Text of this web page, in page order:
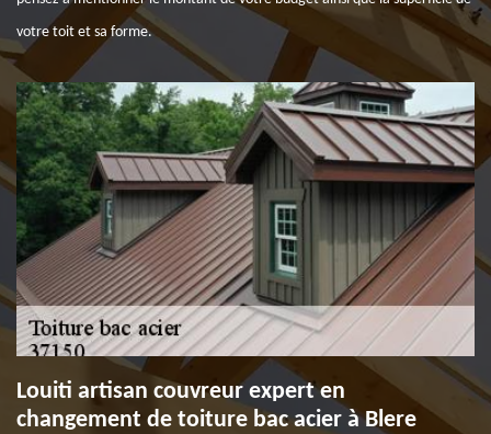
votre toit et sa forme.
Louiti artisan couvreur expert en
changement de toiture bac acier à Blere